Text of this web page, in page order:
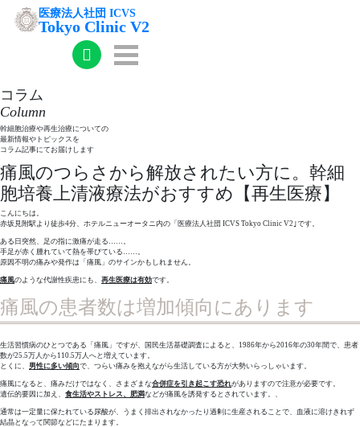
医療法人社団 ICVS
Tokyo Clinic V2
コラム
Column
幹細胞治療や再生治療についての
最新情報やトピックスを
コラム記事にてお届けします
痛風のつらさから解放されたい方に。幹細
胞培養上清液療法がおすすめ【再生医療】
こんにちは。
赤坂見附駅より徒歩4分、ホテルニューオータニ内の「医療法人社団 ICVS Tokyo Clinic V2｣です。
ある日突然、足の指に激痛が走る……。
手足が赤く腫れていて熱を帯びている……。
原因不明の痛みや発作は「痛風」のサインかもしれません。
痛風のような代謝性疾患にも、 再生医療は有効です。
痛風の患者数は増加傾向にあります
生活習慣病のひとつである「痛風」ですが、国民生活基礎調査によると、1986年から2016年の30年間で、患者
数が25.5万人から110.5万人へと増えています。
とくに、 男性に多い傾向で、つらい痛みを抱えながら生活している方が大勢いらっしゃいます。
痛風になると、痛みだけではなく、さまざまな合併症を引き起こす恐れがありますので注意が必要です。
遺伝的要因に加え、 食生活やストレス、肥満などが痛風を誘発するとされています。、
通常は一定量に保たれている尿酸が、うまく排出されなかったり過剰に生産されることで、血液に溶けきれず
結晶となって関節などにたまります。